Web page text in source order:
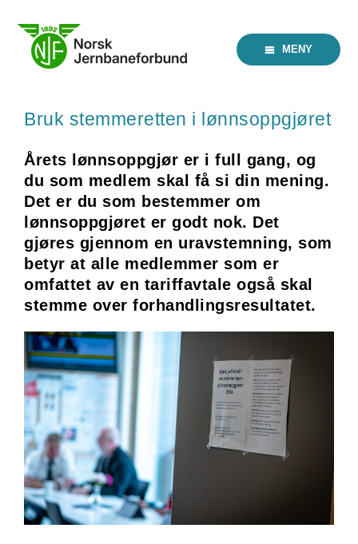
content
MENY
Bruk stemmeretten i lønnsoppgjøret
Årets lønnsoppgjør er i full gang, og
du som medlem skal få si din mening.
Det er du som bestemmer om
lønnsoppgjøret er godt nok. Det
gjøres gjennom en uravstemning, som
betyr at alle medlemmer som er
omfattet av en tariffavtale også skal
stemme over forhandlingsresultatet.